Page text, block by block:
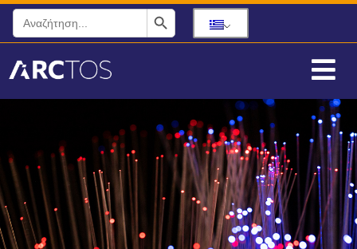
Search
for:
Search Button